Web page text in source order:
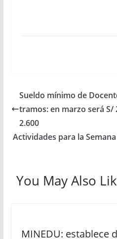
Sueldo mínimo de
tramos: en marzo será S/
2.600
Actividades para la
You May Also
MINEDU: establece